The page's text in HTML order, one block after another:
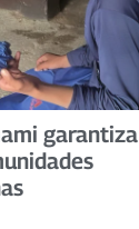
garantiza